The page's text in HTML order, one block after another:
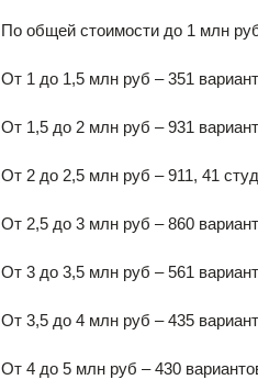
По общей стоимости до 1 млн
От 1 до 1,5 млн руб – 351
От 1,5 до 2 млн руб – 931
От 2 до 2,5 млн руб – 911, 41
От 2,5 до 3 млн руб – 860
От 3 до 3,5 млн руб – 561
От 3,5 до 4 млн руб – 435
От 4 до 5 млн руб – 430